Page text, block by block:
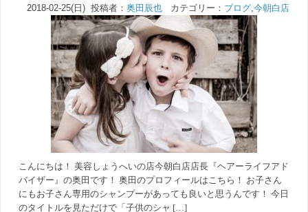
2018-02-25(日) 投稿者： 奥田辰也カテゴリー： ブログ,今朝白店
こんにちは！ 美容しょうへいの店今朝白店店長『ヘアーライフアド
バイザー』の奥田です！ 奥田のプロフィールはこちら！ お子さん
にもお子さん専用のシャンプーがあっても良いと思うんです！ 今日
のタイトルを見ただけで「子供のシャ […]